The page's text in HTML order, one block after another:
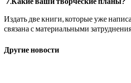
Издать две книги, которые уже
связана с материальными
Другие новости